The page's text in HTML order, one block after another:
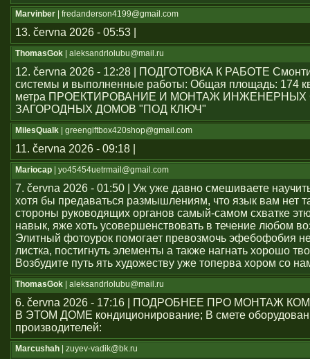
Marvinber | fredanderson4199@gmail.com
13. června 2026 - 05:53 |
ThomasGok | aleksandrlolubu@mail.ru
12. června 2026 - 12:28 | ПОДГОТОВКА К РАБОТЕ
системы и выполненные работы: Общая площадь: 174
метра ПРОЕКТИРОВАНИЕ И МОНТАЖ
ЗАГОРОДНЫХ ДОМОВ "ПОД КЛЮЧ"
MilesQualk | greengiftbox420shop@gmail.com
11. června 2026 - 09:18 |
Mariocap | yo45454uеtrmail@gmail.com
7. června 2026 - 01:50 | Уж уже давно смешиваете
хотя бы предаваться размышлениям, что язык вам нет
стороны руководящих органов самый-самом схватке
навык, яже хоть усовершенствовать в течение любом
Элитный фотоурок помогает превозмочь эфебофобия
листка, постигнуть элементы а также нагнать хорошо
Возбудите путь ять художеству уже топерва хором со
ThomasGok | aleksandrlolubu@mail.ru
6. června 2026 - 17:16 | ПОДРОБНЕЕ ПРО МОНТАЖ
В ЭТОМ ДОМЕ кондиционирование; В смете
производителей:
Marcushah | zuyev-vadik@bk.ru